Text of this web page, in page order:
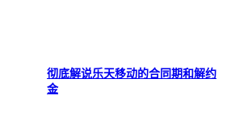
彻底解说乐天移动的合同期和解约
金